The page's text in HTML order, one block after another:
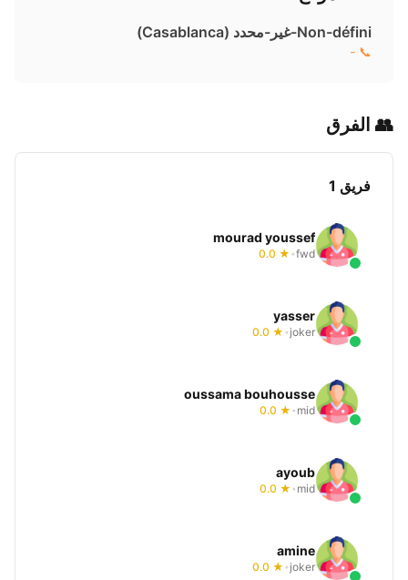
Non-défini-غير-محدد ( Casablanca)
📞 -
👥 الفرق
فريق 1
mourad youssef
fwd
•
★ 0.0
yasser
joker
•
★ 0.0
oussama bouhousse
mid
•
★ 0.0
ayoub
mid
•
★ 0.0
amine
joker
•
★ 0.0